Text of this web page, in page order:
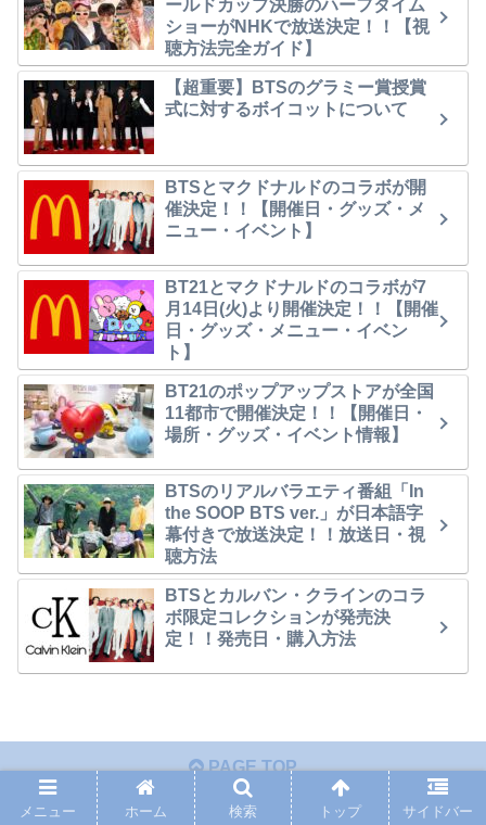
ールドカップ決勝のハーフタイム
ショーがNHKで放送決定！！【視
聴方法完全ガイド】
【超重要】BTSのグラミー賞授賞
式に対するボイコットについて
BTSとマクドナルドのコラボが開
催決定！！【開催日・グッズ・メ
ニュー・イベント】
BT21とマクドナルドのコラボが7
月14日(火)より開催決定！！【開催
日・グッズ・メニュー・イベン
ト】
BT21のポップアップストアが全国
11都市で開催決定！！【開催日・
場所・グッズ・イベント情報】
BTSのリアルバラエティ番組「In
the SOOP BTS ver.」が日本語字
幕付きで放送決定！！放送日・視
聴方法
BTSとカルバン・クラインのコラ
ボ限定コレクションが発売決
定！！発売日・購入方法
PAGE TOP
メニュー ホーム 検索 トップ サイドバー